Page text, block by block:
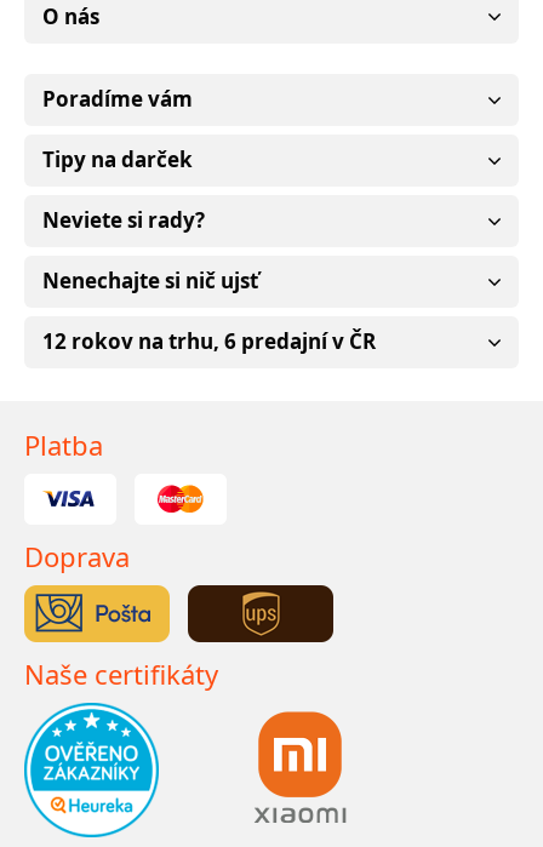
O nás
Poradíme vám
Tipy na darček
Neviete si rady?
Nenechajte si nič ujsť
12 rokov na trhu, 6 predajní v ČR
Platba
Doprava
Naše certifikáty